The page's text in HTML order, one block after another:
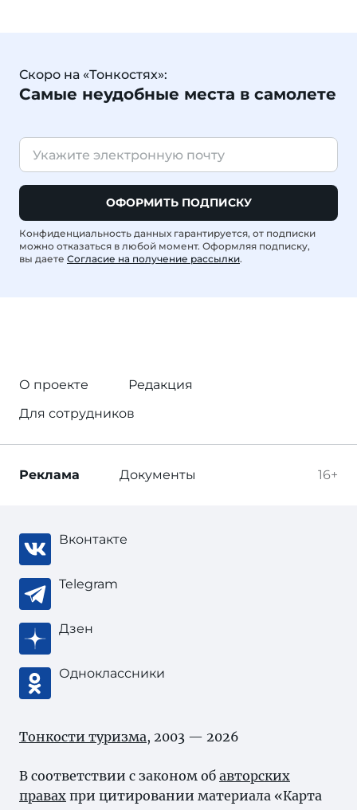
Скоро на «Тонкостях»:
Самые неудобные места в самолете
ОФОРМИТЬ ПОДПИСКУ
Конфиденциальность данных гарантируется, от подписки
можно отказаться в любой момент. Оформляя подписку,
вы даете Согласие на получение рассылки.
О проекте
Редакция
Для сотрудников
16+
Реклама Документы
Вконтакте
Telegram
Дзен
Одноклассники
Тонкости туризма, 2003 — 2026
В соответствии с законом об авторских
правах при цитировании материала «Карта